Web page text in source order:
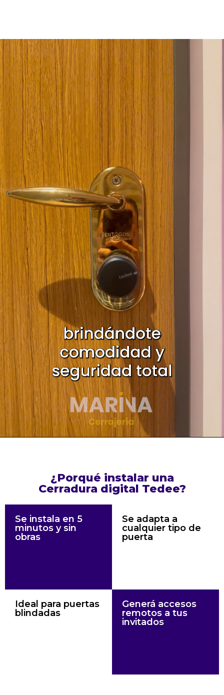
¿Porqué instalar una
Cerradura digital Tedee?
Se instala en 5
minutos y sin
obras
Se adapta a
cualquier tipo de
puerta
Ideal para puertas
blindadas
Generá accesos
remotos a tus
invitados